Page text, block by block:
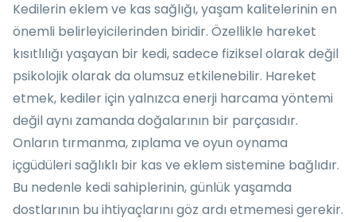
Kedilerin eklem ve kas sağlığı, yaşam kalitelerinin en
önemli belirleyicilerinden biridir. Özellikle hareket
kısıtlılığı yaşayan bir kedi, sadece fiziksel olarak değil
psikolojik olarak da olumsuz etkilenebilir. Hareket
etmek, kediler için yalnızca enerji harcama yöntemi
değil aynı zamanda doğalarının bir parçasıdır.
Onların tırmanma, zıplama ve oyun oynama
içgüdüleri sağlıklı bir kas ve eklem sistemine bağlıdır.
Bu nedenle kedi sahiplerinin, günlük yaşamda
dostlarının bu ihtiyaçlarını göz ardı etmemesi gerekir.